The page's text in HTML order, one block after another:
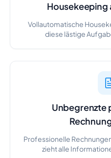
Housekeeping
Vollautomatische
diese lästige
Unbegrenzte
Professionelle
zieht alle